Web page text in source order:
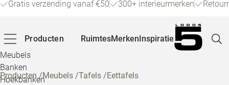
Gratis verzending vanaf €50 300+ interieurmerken
Producten
Meubels
Banken
Hoekbanken
RuimtesMerkenInspiratie
Producten/Meubels /Tafels /Eettafels